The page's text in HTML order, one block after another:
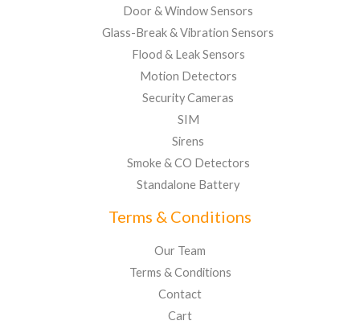
Door & Window Sensors
Glass-Break & Vibration Sensors
Flood & Leak Sensors
Motion Detectors
Security Cameras
SIM
Sirens
Smoke & CO Detectors
Standalone Battery
Terms & Conditions
Our Team
Terms & Conditions
Contact
Cart